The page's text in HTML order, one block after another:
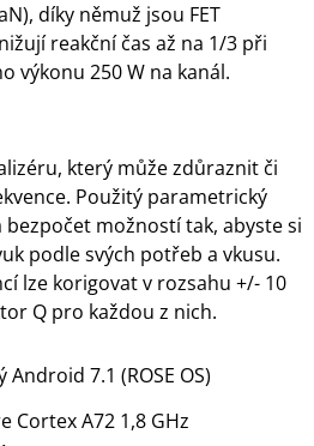
díky němuž jsou FET
reakční čas až na 1/3 při
výkonu 250 W na kanál.
který může zdůraznit či
Použitý parametrický
bezpočet možností tak, abyste si
podle svých potřeb a vkusu.
lze korigovat v rozsahu +/- 10
Q pro každou z nich.
Android 7.1 (ROSE OS)
Cortex A72 1,8 GHz